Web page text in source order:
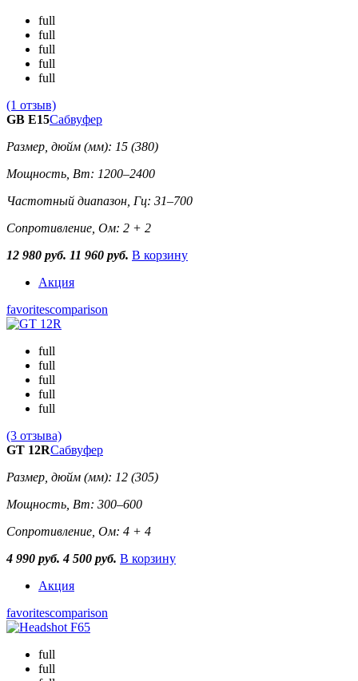
full
full
full
full
full
(1 отзыв)
GB E15Сабвуфер
Размер, дюйм (мм): 15 (380)
Мощность, Вт: 1200–2400
Частотный диапазон, Гц: 31–700
Сопротивление, Ом: 2 + 2
12 980 руб. 11 960 руб. В корзину
Акция
favoritescomparison
full
full
full
full
full
(3 отзыва)
GT 12RСабвуфер
Размер, дюйм (мм): 12 (305)
Мощность, Вт: 300–600
Сопротивление, Ом: 4 + 4
4 990 руб.4 500 руб. В корзину
Акция
favoritescomparison
full
full